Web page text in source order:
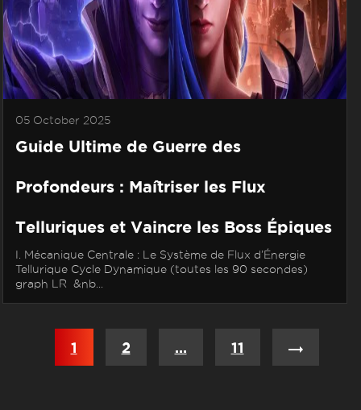
05 October 2025
Guide Ultime de Guerre des
Profondeurs : Maîtriser les Flux
Telluriques et Vaincre les Boss Épiques
I. Mécanique Centrale : Le Système de Flux d’Énergie
Tellurique Cycle Dynamique (toutes les 90 secondes)
graph LR &nb...
Posts
navigation
1 2 … 11